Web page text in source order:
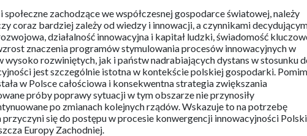
zachodzące we współczesnej gospodarce światowej, należy
coraz bardziej zależy od wiedzy i innowacji, a czynnikami
działalność innowacyjna i kapitał ludzki, świadomość
znaczenia programów stymulowania procesów innowacyjnych w
rozwiniętych, jak i państw nadrabiających dystans w stosunku
jest szczególnie istotna w kontekście polskiej gospodarki.
w Polsce całościowa i konsekwentna strategia zwiększania
próby poprawy sytuacji w tym obszarze nie przynosiły
po zmianach kolejnych rządów. Wskazuje to na potrzebę
się do postępu w procesie konwergencji innowacyjności
Europy Zachodniej.